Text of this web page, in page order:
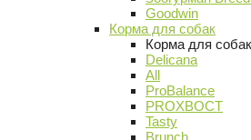
Goodwin
Корма для собак
Корма для собак
Delicana
All
ProBalance
PROХВОСТ
Tasty
Brunch